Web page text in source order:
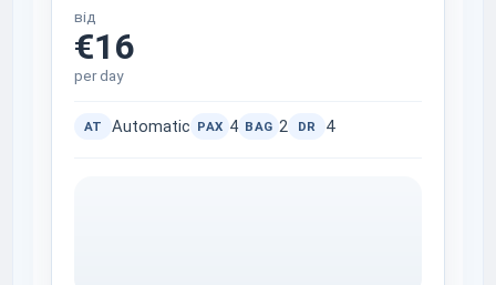
від
€16
per day
AT Automatic PAX 4 BAG 2 DR 4